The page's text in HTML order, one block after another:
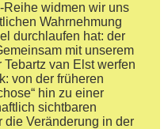
Reihe widmen wir uns
Wahrnehmung
durchlaufen hat: der
mit unserem
Tebartz van Elst werfen
von der früheren
hin zu einer
sichtbaren
die Veränderung in der